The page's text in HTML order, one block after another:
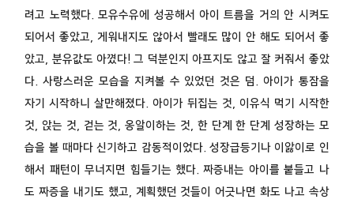
려고 노력했다. 모유수유에 성공해서 아이 트름을 거의 안 시켜도
되어서 좋았고, 게워내지도 않아서 빨래도 많이 안 해도 되어서 좋
았고, 분유값도 아꼈다! 그 덕분인지 아프지도 않고 잘 커줘서 좋았
다. 사랑스러운 모습을 지켜볼 수 있었던 것은 덤. 아이가 통잠을
자기 시작하니 살만해졌다. 아이가 뒤집는 것, 이유식 먹기 시작한
것, 앉는 것, 걷는 것, 옹알이하는 것, 한 단계 한 단계 성장하는 모
습을 볼 때마다 신기하고 감동적이었다. 성장급등기나 이앓이로 인
해서 패턴이 무너지면 힘들기는 했다. 짜증내는 아이를 붙들고 나
도 짜증을 내기도 했고, 계획했던 것들이 어긋나면 화도 나고 속상